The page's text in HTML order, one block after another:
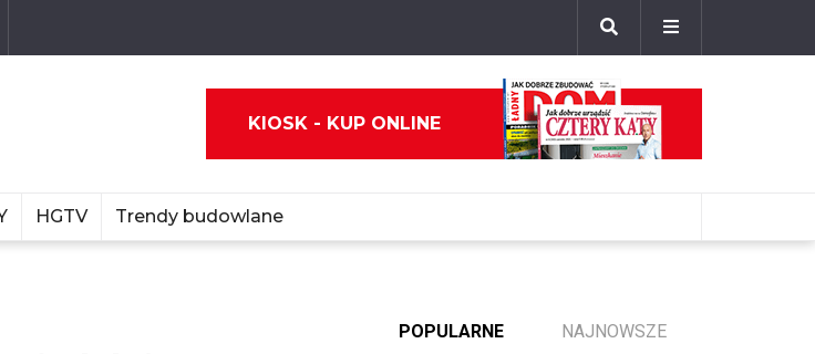
KIOSK - KUP ONLINE
HGTV Trendy budowlane
POPULARNE NAJNOWSZE